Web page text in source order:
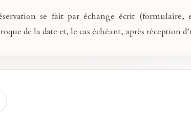
se fait par échange écrit (formulaire,
de la date et, le cas échéant, après